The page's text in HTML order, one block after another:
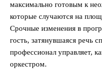
максимально готовым к
которые случаются на
Срочные изменения в
гость, затянувшаяся речь
профессионал управляет,
оркестром.